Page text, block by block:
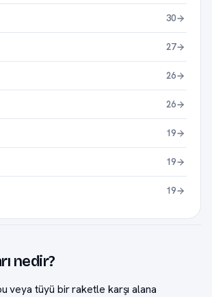
30
27
26
26
19
19
19
nedir?
veya tüyü bir raketle karşı alana